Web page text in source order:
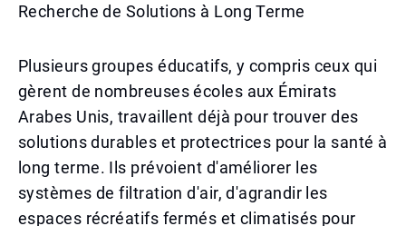
Recherche de Solutions à Long Terme
Plusieurs groupes éducatifs, y compris ceux qui
gèrent de nombreuses écoles aux Émirats
Arabes Unis, travaillent déjà pour trouver des
solutions durables et protectrices pour la santé à
long terme. Ils prévoient d'améliorer les
systèmes de filtration d'air, d'agrandir les
espaces récréatifs fermés et climatisés pour